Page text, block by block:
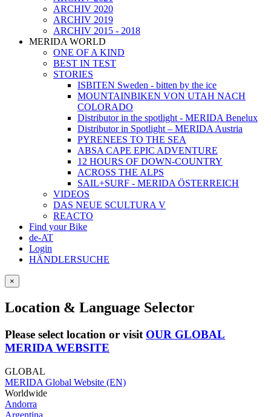
ARCHIV 2020
ARCHIV 2019
ARCHIV 2015 - 2018
MERIDA WORLD
ONE OF A KIND
BEST IN TEST
STORIES
ISBITEN Sweden - bitten by the ice
MOUNTAINBIKEN VON UTAH NACH
COLORADO
Distributor in the spotlight - MERIDA Benelux
Distributor in Spotlight – MERIDA Austria
PYRENEES TO THE SEA
ABSA CAPE EPIC ADVENTURE
12 HOURS OF DOWN-COUNTRY
ACROSS THE ALPS
SAIL+SURF - MERIDA ÖSTERREICH
VIDEOS
DAS NEUE SCULTURA V
REACTO
Find your Bike
de-AT
Login
HÄNDLERSUCHE
×
Location & Language Selector
Please select location or visit OUR GLOBAL
MERIDA WEBSITE
GLOBAL
MERIDA Global Website (EN)
Worldwide
Andorra
Argentina